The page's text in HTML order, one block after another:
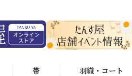
帯 羽織・コート